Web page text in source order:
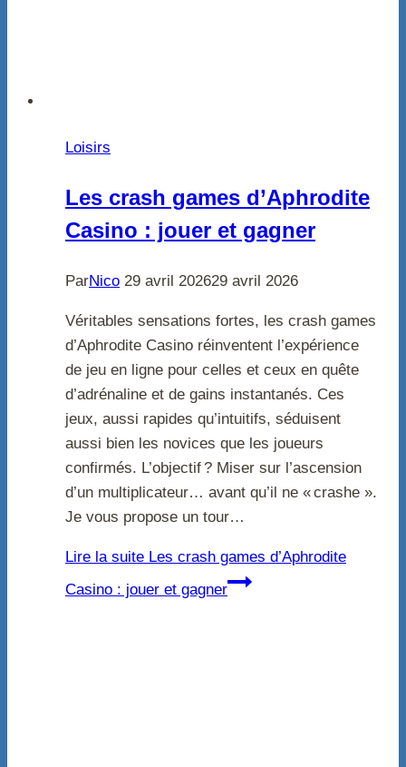
Loisirs
Les crash games d’Aphrodite
Casino : jouer et gagner
ParNico 29 avril 202629 avril 2026
Véritables sensations fortes, les crash games
d’Aphrodite Casino réinventent l’expérience
de jeu en ligne pour celles et ceux en quête
d’adrénaline et de gains instantanés. Ces
jeux, aussi rapides qu’intuitifs, séduisent
aussi bien les novices que les joueurs
confirmés. L’objectif ? Miser sur l’ascension
d’un multiplicateur… avant qu’il ne « crashe ».
Je vous propose un tour…
Lire la suite Les crash games d’Aphrodite
Casino : jouer et gagner